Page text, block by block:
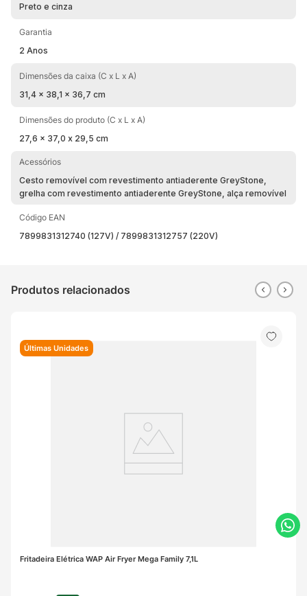
Preto e cinza
Garantia
2 Anos
Dimensões da caixa (C x L x A)
31,4 x 38,1 x 36,7 cm
Dimensões do produto (C x L x A)
27,6 x 37,0 x 29,5 cm
Acessórios
Cesto removível com revestimento antiaderente GreyStone,
grelha com revestimento antiaderente GreyStone, alça removível
Código EAN
7899831312740 (127V) / 7899831312757 (220V)
Produtos relacionados
Últimas Unidades
Fritadeira Elétrica WAP Air Fryer Mega Family 7,1L